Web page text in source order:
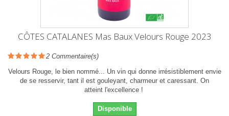
CÔTES CATALANES Mas Baux Velours Rouge 2023
2 Commentaire(s)
Velours Rouge, le bien nommé... Un vin qui donne irrésistiblement envie
de se resservir, tant il est gouleyant, charmeur et caressant. On
atteint l'excellence !
Disponible